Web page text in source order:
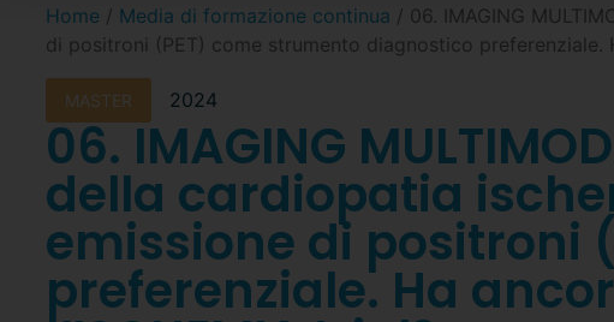
Home / Media di formazione continua / 06. IMAGING
di positroni (PET) come strumento diagnostico preferenziale.
MASTER 2024
06. IMAGING
della cardiopatia
emissione di positroni
preferenziale. Ha